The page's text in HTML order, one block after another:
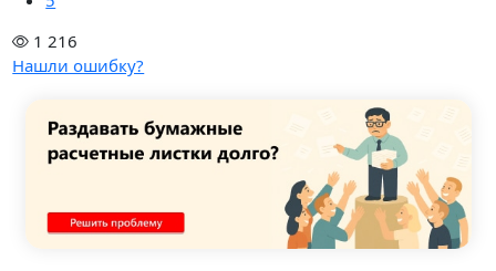
1 216
Нашли ошибку?